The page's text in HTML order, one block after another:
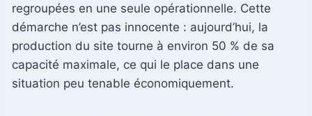
regroupées en une seule opérationnelle. Cette
démarche n’est pas innocente : aujourd’hui, la
production du site tourne à environ 50 % de sa
capacité maximale, ce qui le place dans une
situation peu tenable économiquement.